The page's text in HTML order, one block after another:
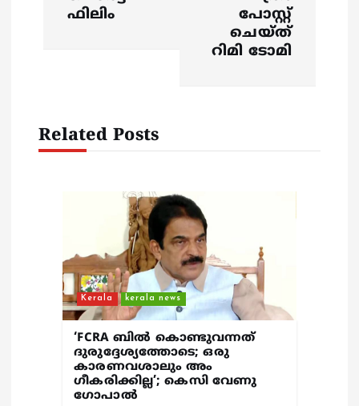
ഫിലിം
പോസ്റ്റ്
ചെയ്‌ത്‌
റിമി ടോമി
Related Posts
Kerala kerala news
‘FCRA ബിൽ കൊണ്ടുവന്നത്
ദുരുദ്ദേശ്യത്തോടെ; ഒരു
കാരണവശാലും അം​
ഗീകരിക്കില്ല’; കെസി വേണു​
ഗോപാൽ